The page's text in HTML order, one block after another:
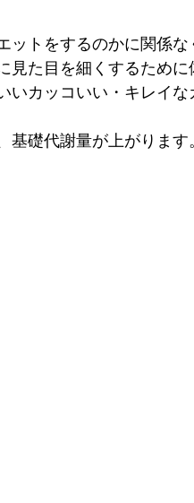
ットをするのかに関係
見た目を細くするため
いカッコいい・キレイ
基礎代謝量が上がりま